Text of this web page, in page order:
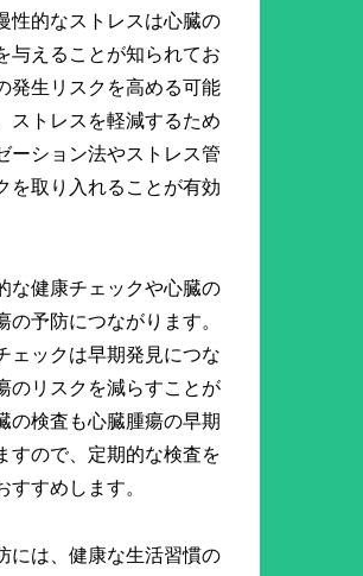
性的なストレスは心臓の
与えることが知られてお
発生リスクを高める可能
ストレスを軽減するため
ーション法やストレス管
を取り入れることが有効
な健康チェックや心臓の
の予防につながります。
ェックは早期発見につな
のリスクを減らすことが
の検査も心臓腫瘍の早期
すので、定期的な検査を
すすめします。
には、健康な生活習慣の